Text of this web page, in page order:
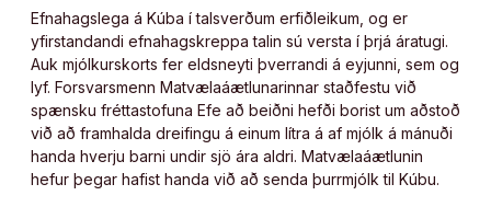
Efnahagslega á Kúba í talsverðum erfiðleikum, og er
yfirstandandi efnahagskreppa talin sú versta í þrjá áratugi.
Auk mjólkurskorts fer eldsneyti þverrandi á eyjunni, sem og
lyf. Forsvarsmenn Matvælaáætlunarinnar staðfestu við
spænsku fréttastofuna Efe að beiðni hefði borist um aðstoð
við að framhalda dreifingu á einum lítra á af mjólk á mánuði
handa hverju barni undir sjö ára aldri. Matvælaáætlunin
hefur þegar hafist handa við að senda þurrmjólk til Kúbu.